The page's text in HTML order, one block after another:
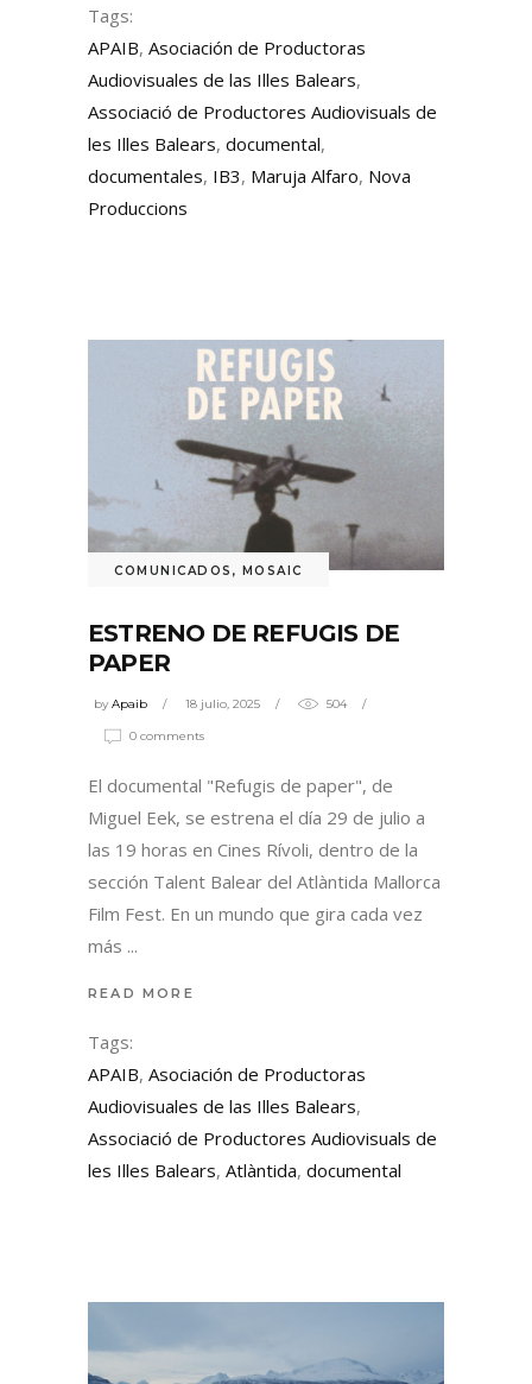
Tags:
APAIB, Asociación de Productoras
Audiovisuales de las Illes Balears,
Associació de Productores Audiovisuals de
les Illes Balears, documental,
documentales, IB3, Maruja Alfaro, Nova
Produccions
COMUNICADOS , MOSAIC
ESTRENO DE REFUGIS DE
PAPER
byApaib 18 julio, 2025 504
0 comments
El documental "Refugis de paper", de
Miguel Eek, se estrena el día 29 de julio a
las 19 horas en Cines Rívoli, dentro de la
sección Talent Balear del Atlàntida Mallorca
Film Fest. En un mundo que gira cada vez
más
READ MORE
Tags:
APAIB, Asociación de Productoras
Audiovisuales de las Illes Balears,
Associació de Productores Audiovisuals de
les Illes Balears, Atlàntida, documental